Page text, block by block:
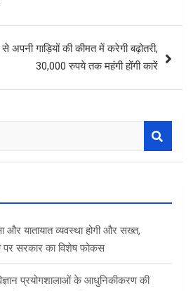
गाड़ियों की कीमत में करेगी बढ़ोतरी,
30,000 रुपये तक महंगी होंगी कारें
और यातायात व्यवस्था होगी और सख्त,
पर सरकार का विशेष फोकस
प्रयोगशालाओं के आधुनिकीकरण की